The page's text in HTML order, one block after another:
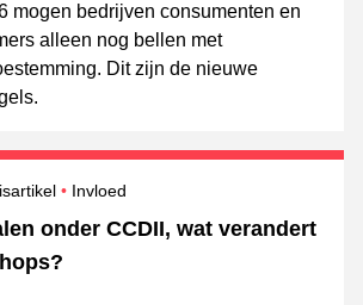
mogen bedrijven consumenten en
alleen nog bellen met
Dit zijn de nieuwe
onder CCDII, wat verandert
Onderwerpen
Invloed